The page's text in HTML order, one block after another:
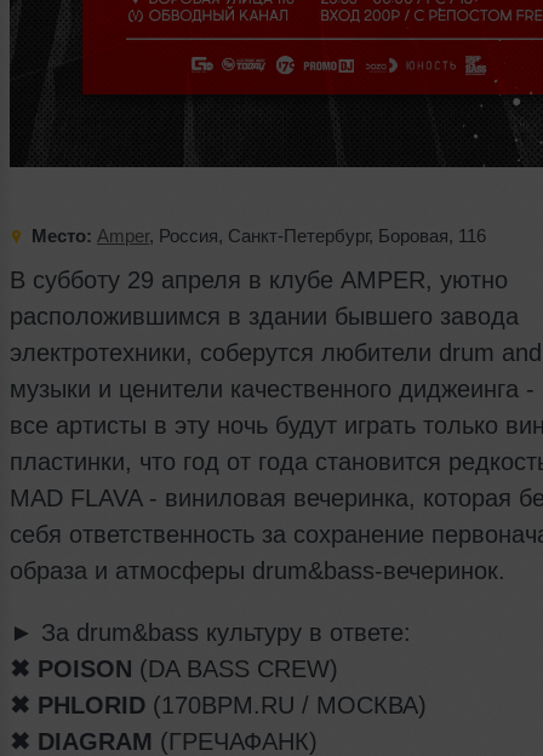
Место: Amper, Россия, Санкт-Петербург, Боровая, 116
В субботу 29 апреля в клубе AMPER, уютно
расположившимся в здании бывшего завода
электротехники, соберутся любители drum
музыки и ценители качественного диджеинга -
все артисты в эту ночь будут играть только
пластинки, что год от года становится
MAD FLAVA - виниловая вечеринка, которая
себя ответственность за сохранение
образа и атмосферы drum&bass-вечеринок.
► За drum&bass культуру в ответе:
✖ POISON (DA BASS CREW)
✖ PHLORID (170BPM.RU / МОСКВА)
✖ DIAGRAM (ГРЕЧАФАНК)